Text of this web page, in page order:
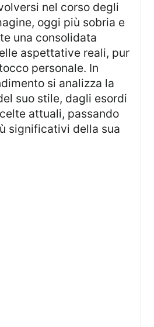
nel corso degli
oggi più sobria e
una consolidata
aspettative reali, pur
personale. In
si analizza la
suo stile, dagli esordi
attuali, passando
significativi della sua